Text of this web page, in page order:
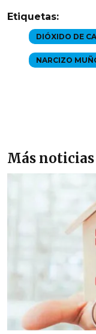
Etiquetas:
DIÓXIDO DE
NARCIZO
Más